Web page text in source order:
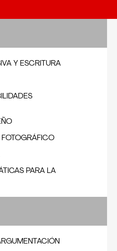
y expectativas como
y una entrevista
manera anticipada con
Y ESCRITURA
FOTOGRÁFICO
PARA LA